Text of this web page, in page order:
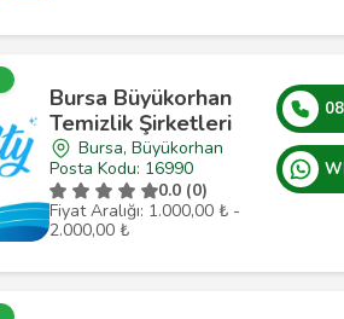
Bursa Büyükorhan
Temizlik Şirketleri
Bursa, Büyükorhan
Posta Kodu: 16990
0.0 (0)
Fiyat Aralığı: 1.000,00 ₺ -
2.000,00 ₺